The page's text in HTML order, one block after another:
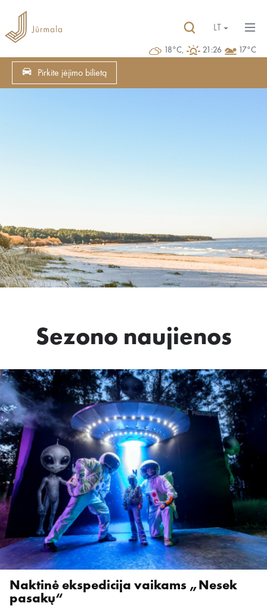
18°C, 21:26 17°C
LT
Pirkite įėjimo bilietą
Sezono naujienos
Naktinė ekspedicija vaikams „Nesek
pasakų“